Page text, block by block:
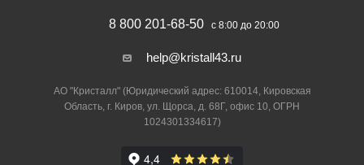
8 800 201-68-50 с 8:00 до 20:00
help@kristall43.ru
АО "Кристалл" (Юридический адрес: 610014, Кировская
Область, г. Киров, ул. Щорса, д. 68Г, офис 10, ОГРН
1024301334617)